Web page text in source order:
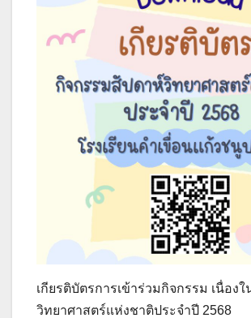
เกียรติบัตรการเข้าร่วมกิจกรรม เนื่อง
วิทยาศาสตร์แห่งชาติประจำปี 2568